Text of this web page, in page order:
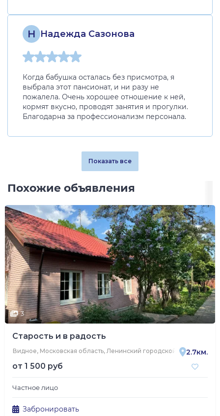
Н Надежда Сазонова
Когда бабушка осталась без присмотра, я
выбрала этот пансионат, и ни разу не
пожалела. Очень хорошее отношение к ней,
кормят вкусно, проводят занятия и прогулки.
Благодарна за профессионализм персонала.
Показать все
Похожие объявления
3
Старость и в радость
Видное, Московская область, Ленинский городской округ,2.7км.
от 1 500 руб
Частное лицо
Забронировать